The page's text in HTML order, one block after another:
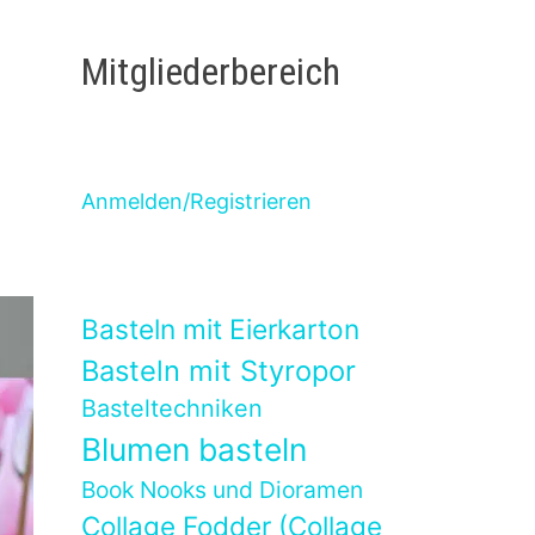
Mitgliederbereich
Anmelden/Registrieren
Basteln mit Eierkarton
Basteln mit Styropor
Basteltechniken
Blumen basteln
Book Nooks und Dioramen
Collage Fodder (Collage